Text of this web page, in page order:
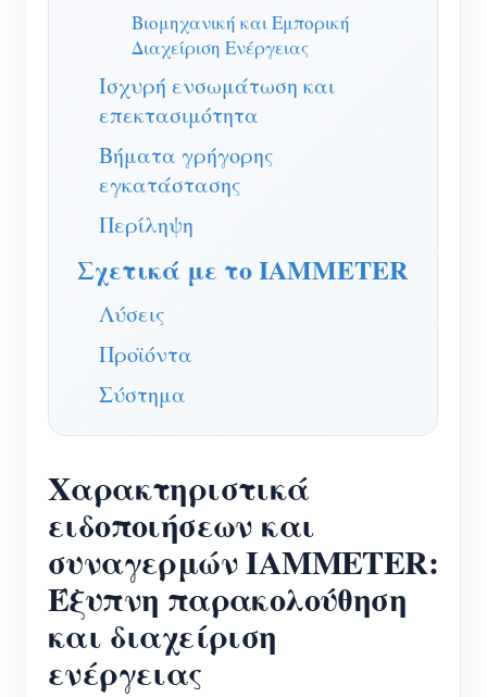
Βιομηχανική και Εμπορική
Διαχείριση Ενέργειας
Ισχυρή ενσωμάτωση και
επεκτασιμότητα
Βήματα γρήγορης
εγκατάστασης
Περίληψη
Σχετικά με το IAMMETER
Λύσεις
Προϊόντα
Σύστημα
Χαρακτηριστικά
ειδοποιήσεων και
συναγερμών IAMMETER:
Έξυπνη παρακολούθηση
και διαχείριση
ενέργειας